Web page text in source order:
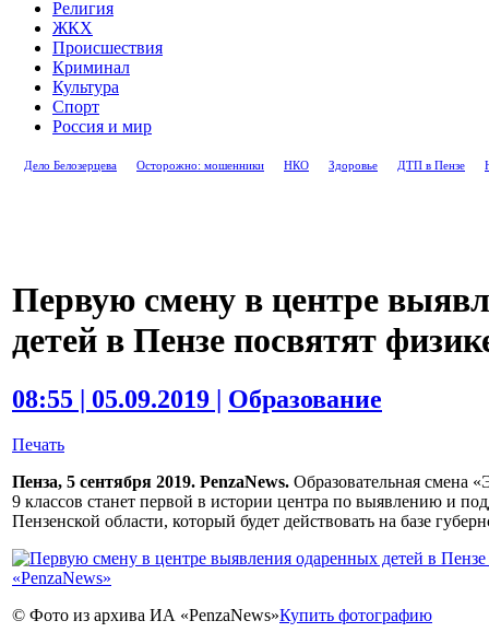
Религия
ЖКХ
Происшествия
Криминал
Культура
Спорт
Россия и мир
Дело Белозерцева Осторожно: мошенники НКО Здоровье ДТП в Пензе
Первую смену в центре
детей в Пензе посвятят
08:55 | 05.09.2019 | Образование
Печать
Пенза, 5 сентября 2019. PenzaNews. Образовательная смена
9 классов станет первой в истории центра по выявлению и
Пензенской области, который будет действовать на базе
© Фото из архива ИА «PenzaNews»Купить фотографию